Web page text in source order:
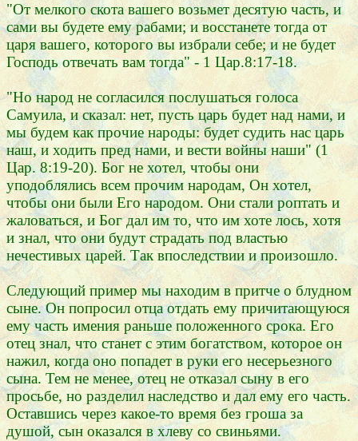
"От мелкого скота вашего возьмет десятую часть, и
сами вы будете ему рабами; и восстанете тогда от
царя вашего, которого вы избрали себе; и не будет
Господь отвечать вам тогда" - 1 Цар.8:17-18.
"Но народ не согласился послушаться голоса
Самуила, и сказал: нет, пусть царь будет над нами, и
мы будем как прочие народы: будет судить нас царь
наш, и ходить пред нами, и вести войны наши" (1
Цар. 8:19-20). Бог не хотел, чтобы они
уподоблялись всем прочим народам, Он хотел,
чтобы они были Его народом. Они стали роптать и
жаловаться, и Бог дал им то, что им хоте лось, хотя
и знал, что они будут страдать под властью
нечестивых царей. Так впоследствии и произошло.
Следующий пример мы находим в притче о блудном
сыне. Он попросил отца отдать ему причитающуюся
ему часть имения раньше положенного срока. Его
отец знал, что станет с этим богатством, которое он
нажил, когда оно попадет в руки его несерьезного
сына. Тем не менее, отец не отказал сыну в его
просьбе, но разделил наследство и дал ему его часть.
Оставшись через какое-то время без гроша за
душой, сын оказался в хлеву со свиньями.